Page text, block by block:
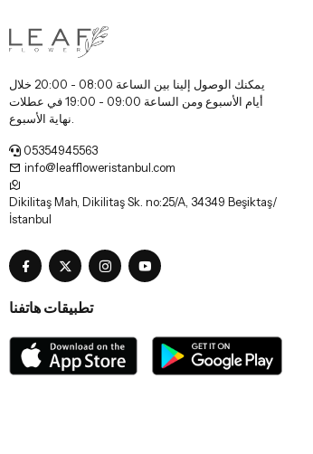
يمكنك الوصول إلينا بين الساعة 08:00 - 20:00 خلال
أيام الأسبوع ومن الساعة 09:00 - 19:00 في عطلات
05354945563
info@leaffloweristanbul.com
Dikilitaş Mah, Dikilitaş Sk. no:25/A, 34349 Beşiktaş/
İstanbul
تطبيقات هاتفنا